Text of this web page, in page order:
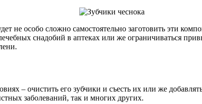
не особо сложно самостоятельно заготовить эти
снадобий в аптеках или же ограничиваться
– очистить его зубчики и съесть их или же
заболеваний, так и многих других.